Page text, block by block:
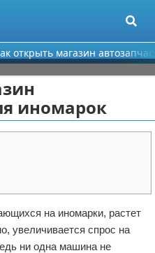
открыть магазин
иномарок
на иномарки, растет
увеличивается спрос на
ни одна машина не